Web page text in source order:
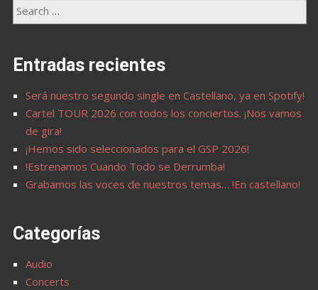
Entradas recientes
Será nuestro segundo single en Castellano, ya en Spotify!
Cartel TOUR 2026 con todos los conciertos. ¡Nos vamos
de gira!
¡Hemos sido seleccionados para el GSP 2026!
!Estrenamos Cuando Todo se Derrumba!
Grabamos las voces de nuestros temas… !En castellano!
Categorías
Audio
Concerts